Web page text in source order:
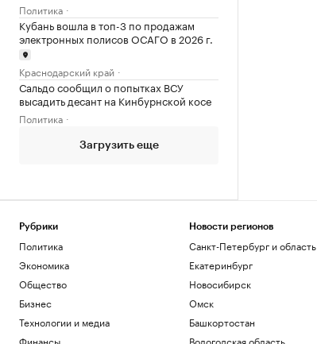
Политика
Кубань вошла в топ-3 по продажам
электронных полисов ОСАГО в 2026 г.
Краснодарский край
Сальдо сообщил о попытках ВСУ
высадить десант на Кинбурнской косе
Политика
Загрузить еще
Рубрики
Политика
Экономика
Общество
Бизнес
Технологии и медиа
Финансы
Новости регионов
Санкт-Петербург и область
Екатеринбург
Новосибирск
Омск
Башкортостан
Вологодская область